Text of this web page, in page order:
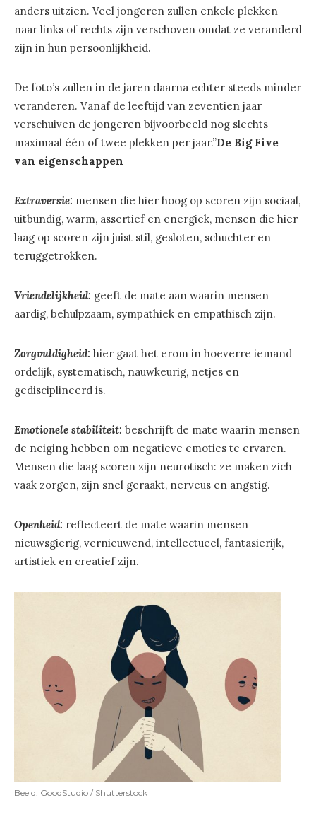
anders uitzien. Veel jongeren zullen enkele plekken
naar links of rechts zijn verschoven omdat ze veranderd
zijn in hun persoonlijkheid.
De foto’s zullen in de jaren daarna echter steeds minder
veranderen. Vanaf de leeftijd van zeventien jaar
verschuiven de jongeren bijvoorbeeld nog slechts
maximaal één of twee plekken per jaar.”De Big Five
van eigenschappen
Extraversie: mensen die hier hoog op scoren zijn sociaal,
uitbundig, warm, assertief en energiek, mensen die hier
laag op scoren zijn juist stil, gesloten, schuchter en
teruggetrokken.
Vriendelijkheid: geeft de mate aan waarin mensen
aardig, behulpzaam, sympathiek en empathisch zijn.
Zorgvuldigheid: hier gaat het erom in hoeverre iemand
ordelijk, systematisch, nauwkeurig, netjes en
gedisciplineerd is.
Emotionele stabiliteit: beschrijft de mate waarin mensen
de neiging hebben om negatieve emoties te ervaren.
Mensen die laag scoren zijn neurotisch: ze maken zich
vaak zorgen, zijn snel geraakt, nerveus en angstig.
Openheid: reflecteert de mate waarin mensen
nieuwsgierig, vernieuwend, intellectueel, fantasierijk,
artistiek en creatief zijn.
Beeld: GoodStudio / Shutterstock